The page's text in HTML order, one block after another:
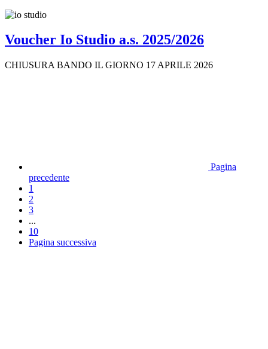
Voucher Io Studio a.s. 2025/2026
CHIUSURA BANDO IL GIORNO 17 APRILE 2026
Pagina
precedente
1
2
3
...
10
Pagina successiva